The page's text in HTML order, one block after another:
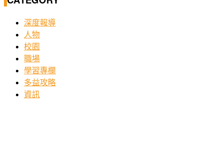
深度報導
人物
校園
職場
學習專欄
多益攻略
資訊